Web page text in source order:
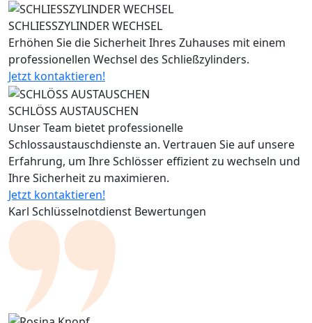
SCHLIESSZYLINDER WECHSEL
Erhöhen Sie die Sicherheit Ihres Zuhauses mit einem
professionellen Wechsel des Schließzylinders.
Jetzt kontaktieren!
SCHLÖSS AUSTAUSCHEN
Unser Team bietet professionelle
Schlossaustauschdienste an. Vertrauen Sie auf unsere
Erfahrung, um Ihre Schlösser effizient zu wechseln und
Ihre Sicherheit zu maximieren.
Jetzt kontaktieren!
Karl Schlüsselnotdienst Bewertungen